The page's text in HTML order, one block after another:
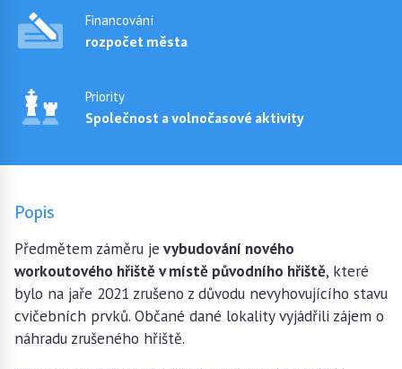
Financování
rozpočet města
Priority
Společnost a volnočasové aktivity
Popis
Předmětem záměru je vybudování nového
workoutového hřiště v místě původního hřiště, které
bylo na jaře 2021 zrušeno z důvodu nevyhovujícího stavu
cvičebních prvků. Občané dané lokality vyjádřili zájem o
náhradu zrušeného hřiště.